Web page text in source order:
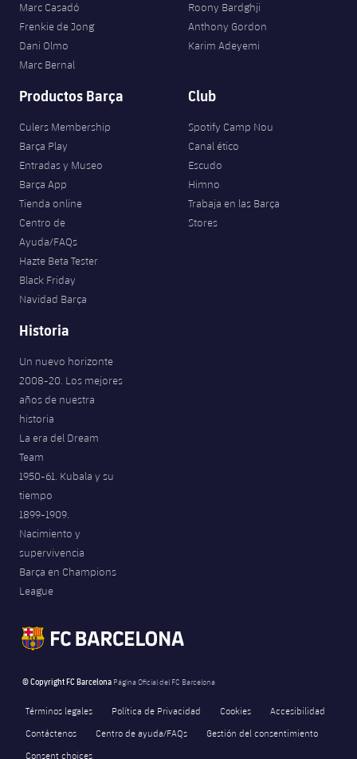
Marc Casadó
Frenkie de Jong
Dani Olmo
Marc Bernal
Roony Bardghji
Anthony Gordon
Karim Adeyemi
Productos Barça
Culers Membership
Barça Play
Entradas y Museo
Barça App
Tienda online
Centro de
Ayuda/FAQs
Hazte Beta Tester
Black Friday
Navidad Barça
Club
Spotify Camp Nou
Canal ético
Escudo
Himno
Trabaja en las Barça
Stores
Historia
Un nuevo horizonte
2008-20. Los mejores
años de nuestra
historia
La era del Dream
Team
1950-61. Kubala y su
tiempo
1899-1909.
Nacimiento y
supervivencia
Barça en Champions
League
© Copyright FC Barcelona Página Oficial del FC Barcelona
Términos legales Política de Privacidad Cookies
Accesibilidad
Contáctenos
Centro de ayuda/FAQs
Gestión del consentimiento
Consent choices